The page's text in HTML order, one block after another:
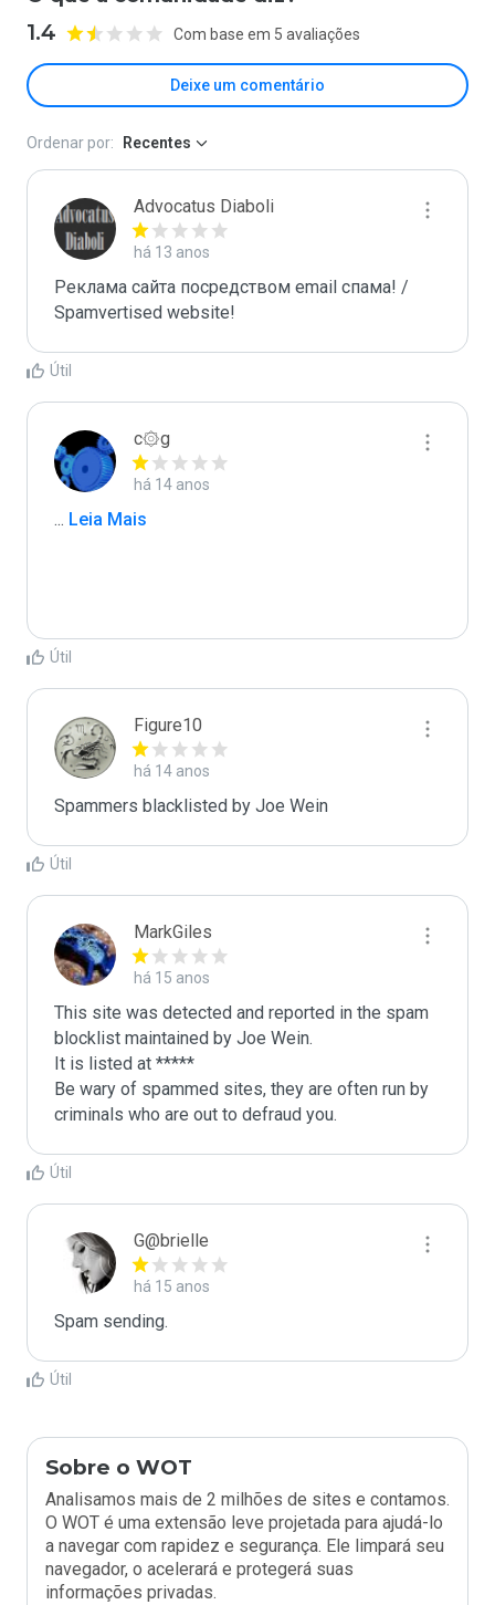
1.4 Com base em 5 avaliações
Deixe um comentário
Ordenar por: Recentes
Advocatus Diaboli
há 13 anos
Реклама сайта посредством email спама! /
Spamvertised website!
Útil
c۞g
há 14 anos
... Leia Mais
Útil
Figure10
há 14 anos
Spammers blacklisted by Joe Wein
Útil
MarkGiles
há 15 anos
This site was detected and reported in the spam
blocklist maintained by Joe Wein.
It is listed at *****
Be wary of spammed sites, they are often run by
criminals who are out to defraud you.
Útil
G@brielle
há 15 anos
Spam sending.
Útil
Sobre o WOT
Analisamos mais de 2 milhões de sites e contamos.
O WOT é uma extensão leve projetada para ajudá-lo
a navegar com rapidez e segurança. Ele limpará seu
navegador, o acelerará e protegerá suas
informações privadas.